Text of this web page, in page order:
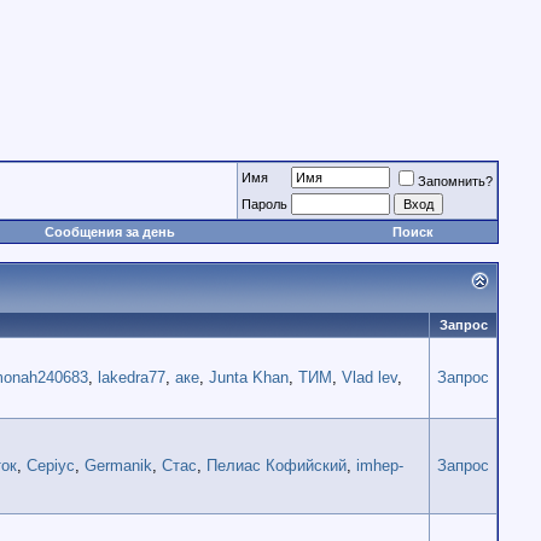
Имя
Запомнить?
Пароль
Сообщения за день
Поиск
Запрос
, lakedra77, аке, Junta Khan, ТИМ , Vlad lev, Запрос
, Cepiyc, Germanik, Стас, Пелиас Кофийский, imhep- Запрос